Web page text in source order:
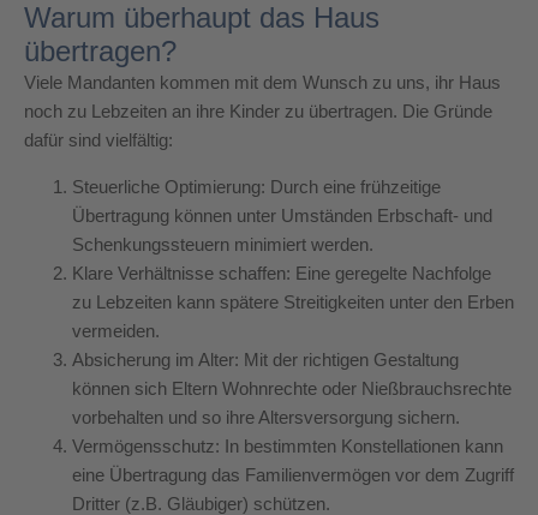
Warum überhaupt das Haus
übertragen?
Viele Mandanten kommen mit dem Wunsch zu uns, ihr Haus
noch zu Lebzeiten an ihre Kinder zu übertragen. Die Gründe
dafür sind vielfältig:
Steuerliche Optimierung: Durch eine frühzeitige
Übertragung können unter Umständen Erbschaft- und
Schenkungssteuern minimiert werden.
Klare Verhältnisse schaffen: Eine geregelte Nachfolge
zu Lebzeiten kann spätere Streitigkeiten unter den Erben
vermeiden.
Absicherung im Alter: Mit der richtigen Gestaltung
können sich Eltern Wohnrechte oder Nießbrauchsrechte
vorbehalten und so ihre Altersversorgung sichern.
Vermögensschutz: In bestimmten Konstellationen kann
eine Übertragung das Familienvermögen vor dem Zugriff
Dritter (z.B. Gläubiger) schützen.